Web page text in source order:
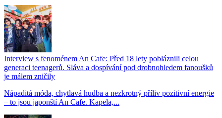
Interview s fenoménem An Cafe: Před 18 lety pobláznili celou
generaci teenagerů. Sláva a dospívání pod drobnohledem fanoušků
je málem zničily
Nápaditá móda, chytlavá hudba a nezkrotný příliv pozitivní energie
– to jsou japonští An Cafe. Kapela,...